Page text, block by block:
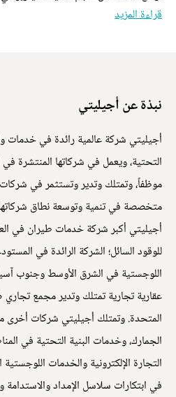
قراءة المزيد
نبذة عن أجيليتي
أجيليتي شركة عالمية رائدة في خدمات
موظفاً، وتمتلك وتدير وتستثمر في
متخصصة في تنمية وتوسعة نطاق
أجيليتي أكبر شركة خدمات طيران في
للوقود السائل؛ الشركة الرائدة في
اللوجستية في الشرق الأوسط وجنوب
عقارية تجارية تمتلك وتدير مجمع
المتحدة. وتمتلك أجيليتي شركات
الجمارك، وخدمات البنية التحتية في
التجارة الإلكترونية والخدمات
في ابتكارات سلاسل الإمداد